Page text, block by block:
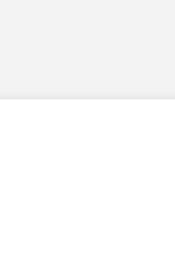
「東